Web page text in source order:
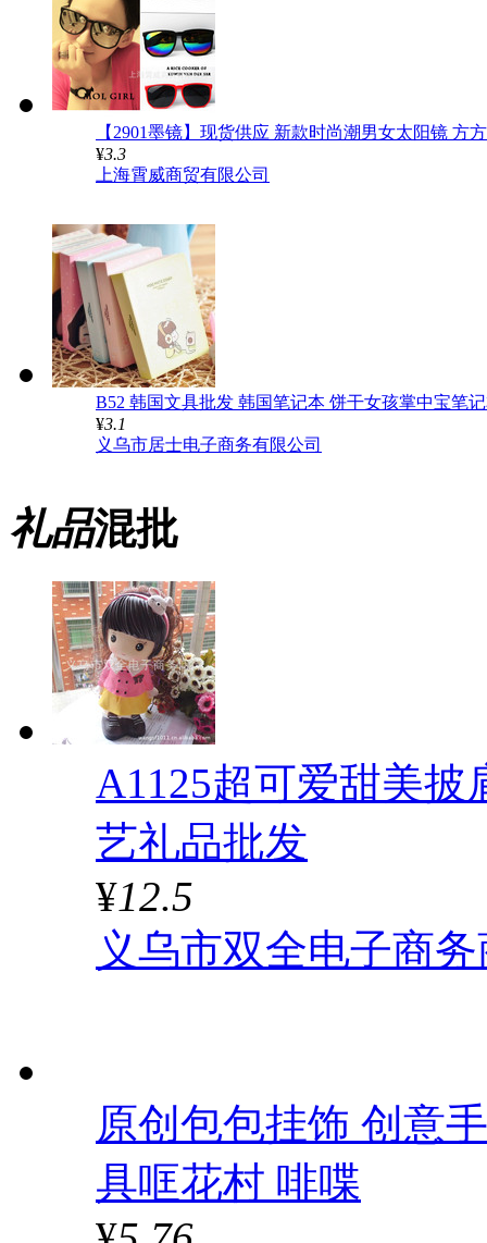
【2901墨镜】现货供应 新款时尚潮男女太阳镜 方
¥3.3
上海霄威商贸有限公司
B52 韩国文具批发 韩国笔记本 饼干女孩掌中宝笔
¥3.1
义乌市居士电子商务有限公司
礼品混批
A1125超可爱甜美
艺礼品批发
¥12.5
义乌市双全电子商
原创包包挂饰 创意
具哐花村 啡喋